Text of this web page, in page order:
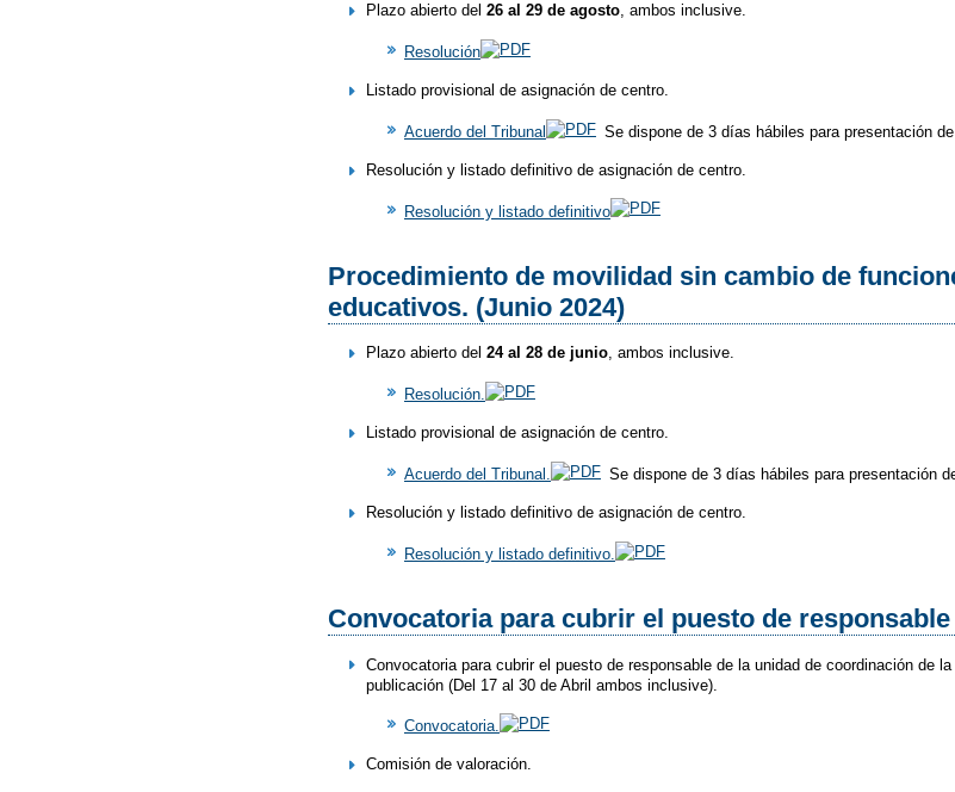
Plazo abierto del 26 al 29 de agosto, ambos inclusive.
Resolución
Listado provisional de asignación de centro.
Acuerdo del Tribunal Se dispone de 3 días hábiles para presentación
Resolución y listado definitivo de asignación de centro.
Resolución y listado definitivo
Procedimiento de movilidad sin cambio de
educativos. (Junio 2024)
Plazo abierto del 24 al 28 de junio, ambos inclusive.
Resolución.
Listado provisional de asignación de centro.
Acuerdo del Tribunal. Se dispone de 3 días hábiles para presentación
Resolución y listado definitivo de asignación de centro.
Resolución y listado definitivo.
Convocatoria para cubrir el puesto de
Convocatoria para cubrir el puesto de responsable de la unidad de coordinación de
publicación (Del 17 al 30 de Abril ambos inclusive).
Convocatoria.
Comisión de valoración.